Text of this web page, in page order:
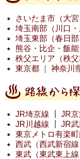
さいたま市（大
埼玉南部（川口・
埼玉東部（春日部
熊谷・比企・飯
秩父エリア（秩父
東京都 ｜神奈川
JR埼京線 ┃JR
JR川越線 ┃JR
東京メトロ有楽町
西武（西武新宿線
東武（東武東上線